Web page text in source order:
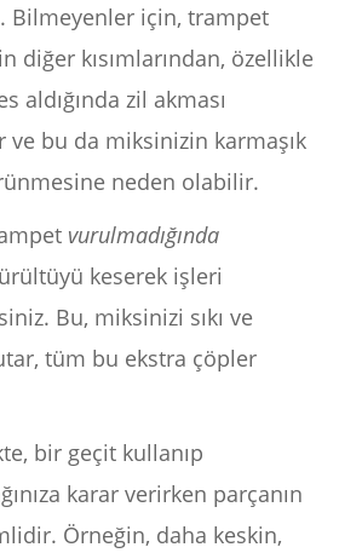
Bilmeyenler için, trampet
diğer kısımlarından, özellikle
aldığında zil akması
ve bu da miksinizin karmaşık
neden olabilir.
vurulmadığında
keserek işleri
Bu, miksinizi sıkı ve
tüm bu ekstra çöpler
bir geçit kullanıp
karar verirken parçanın
Örneğin, daha keskin,